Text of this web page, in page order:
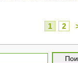
1 2